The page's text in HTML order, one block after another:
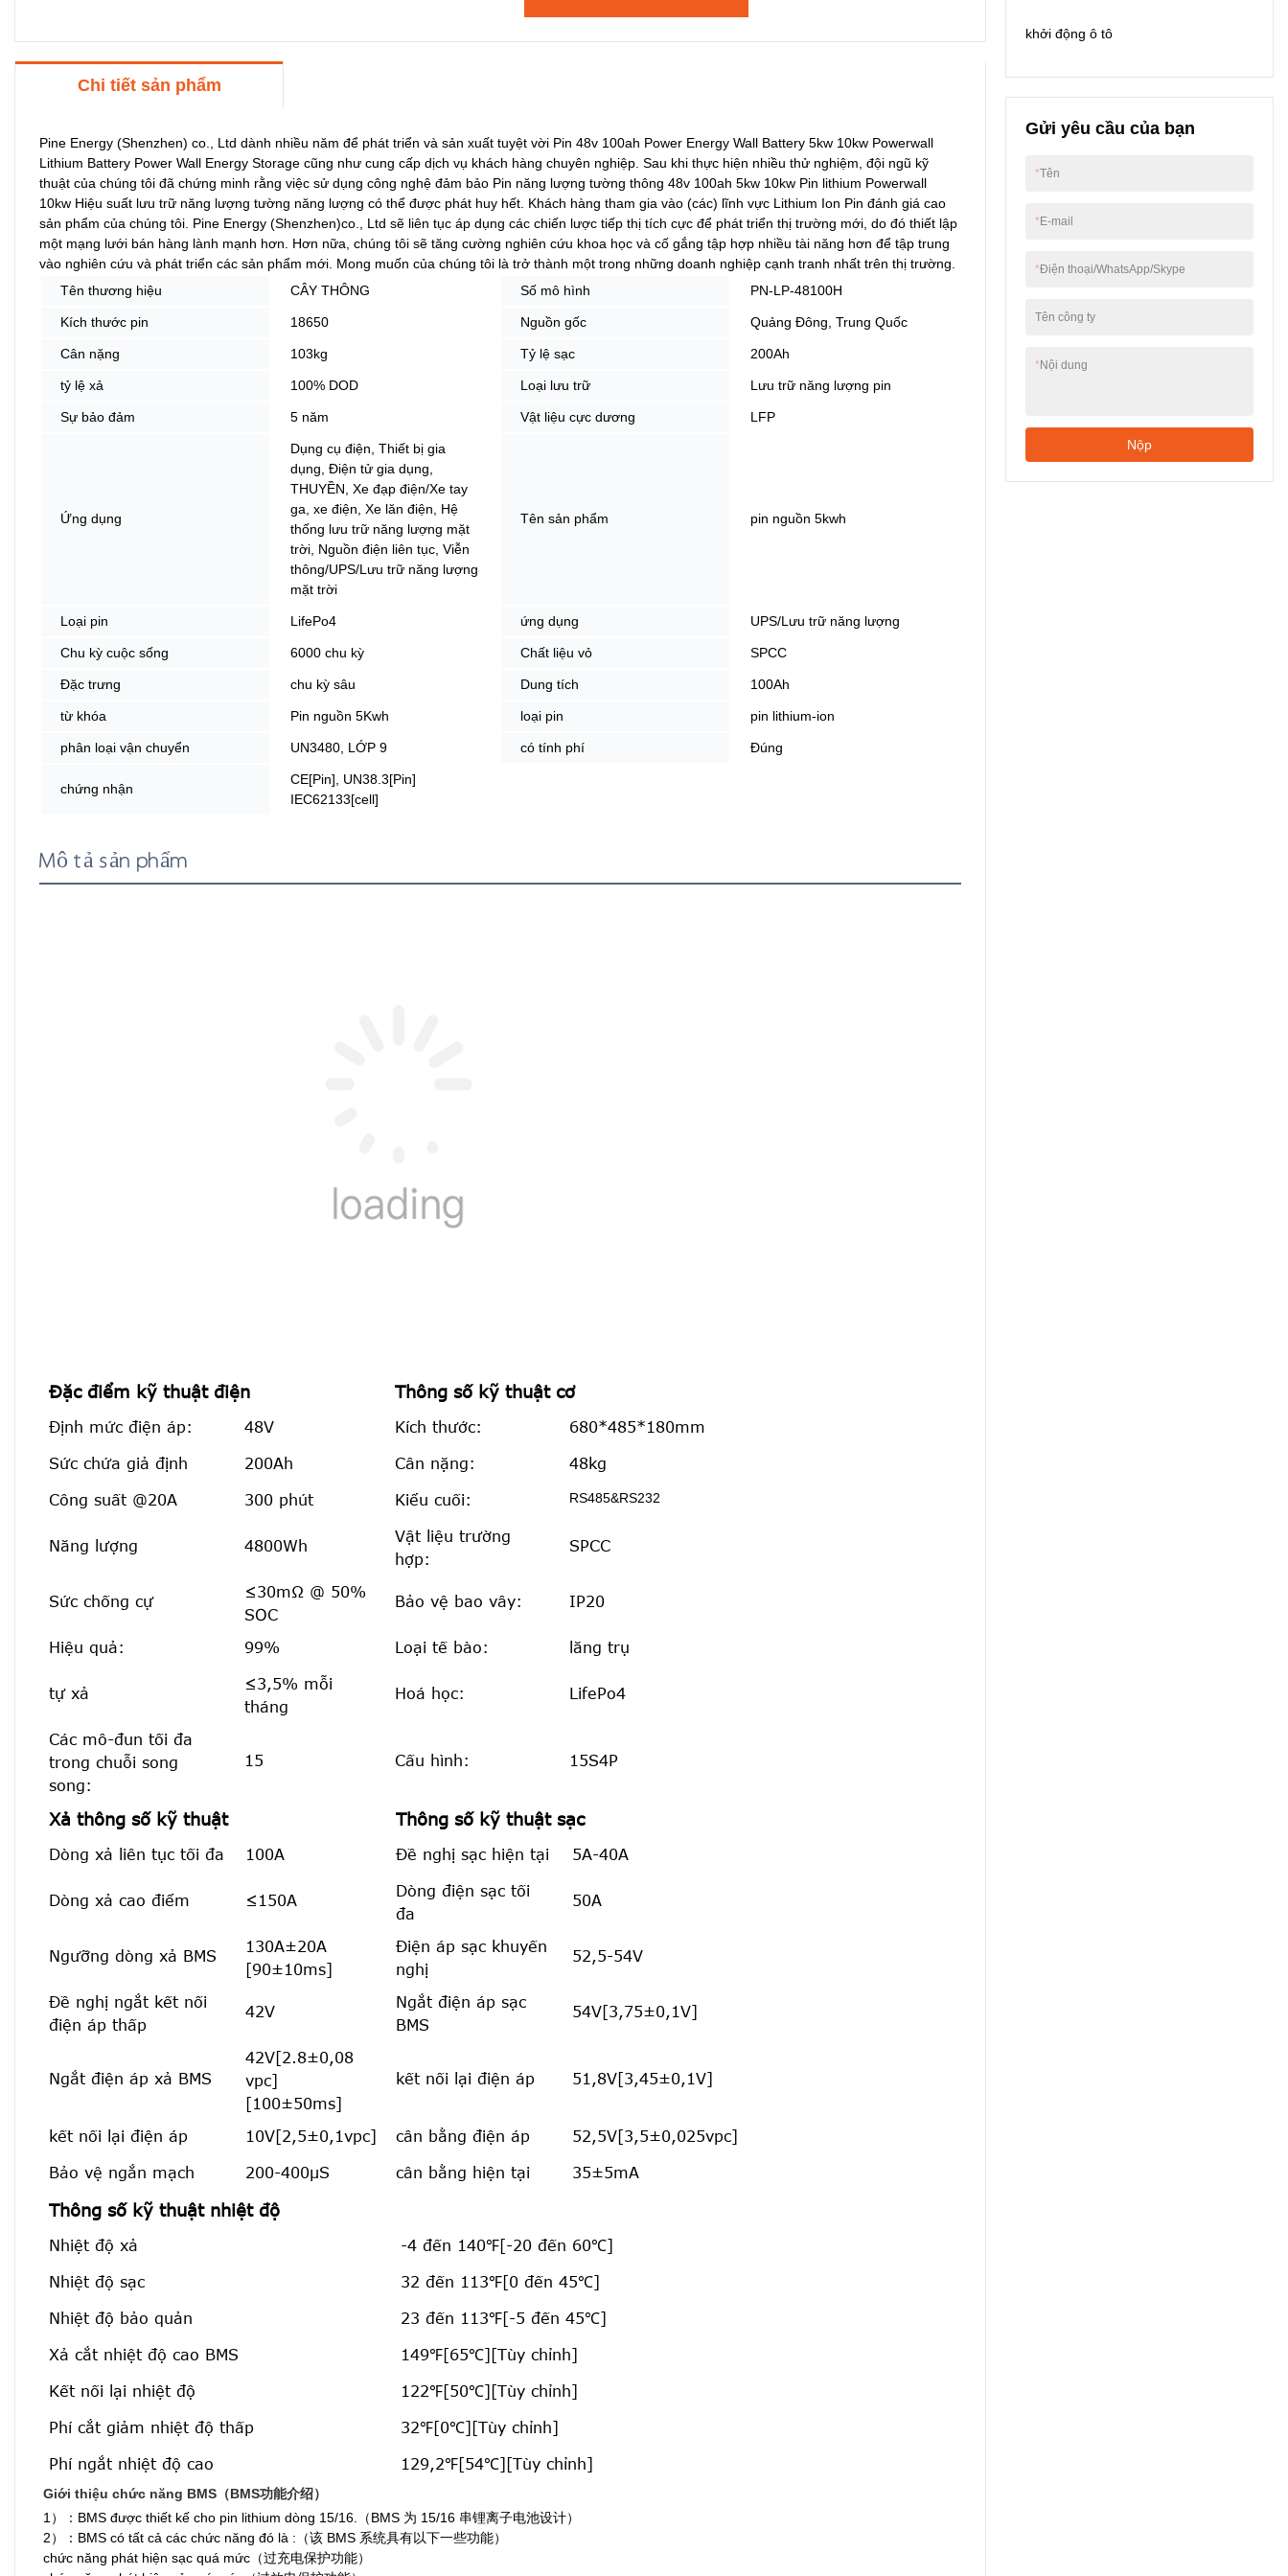
Chi tiết sản phẩm
Pine Energy (Shenzhen) co., Ltd dành nhiều năm để phát triển và sản xuất tuyệt vời Pin 48v 100ah Power Energy Wall Battery 5kw 10kw Powerwall
Lithium Battery Power Wall Energy Storage cũng như cung cấp dịch vụ khách hàng chuyên nghiệp. Sau khi thực hiện nhiều thử nghiệm, đội ngũ kỹ
thuật của chúng tôi đã chứng minh rằng việc sử dụng công nghệ đảm bảo Pin năng lượng tường thông 48v 100ah 5kw 10kw Pin lithium Powerwall
10kw Hiệu suất lưu trữ năng lượng tường năng lượng có thể được phát huy hết. Khách hàng tham gia vào (các) lĩnh vực Lithium Ion Pin đánh giá cao
sản phẩm của chúng tôi. Pine Energy (Shenzhen)co., Ltd sẽ liên tục áp dụng các chiến lược tiếp thị tích cực để phát triển thị trường mới, do đó thiết lập
một mạng lưới bán hàng lành mạnh hơn. Hơn nữa, chúng tôi sẽ tăng cường nghiên cứu khoa học và cố gắng tập hợp nhiều tài năng hơn để tập trung
vào nghiên cứu và phát triển các sản phẩm mới. Mong muốn của chúng tôi là trở thành một trong những doanh nghiệp cạnh tranh nhất trên thị trường.
Tên thương hiệu
CÂY THÔNG Số mô hình PN-LP-48100H
Kích thước pin 18650 Nguồn gốc Quảng Đông, Trung Quốc
Cân nặng 103kg Tỷ lệ sạc 200Ah
tỷ lệ xả 100% DOD Loại lưu trữ Lưu trữ năng lượng pin
Sự bảo đảm 5 năm Vật liệu cực dương LFP
Ứng dụng
Dụng cụ điện, Thiết bị gia
dụng, Điện tử gia dụng,
THUYỀN, Xe đạp điện/Xe tay
ga, xe điện, Xe lăn điện, Hệ
thống lưu trữ năng lượng mặt
trời, Nguồn điện liên tục, Viễn
thông/UPS/Lưu trữ năng lượng
mặt trời
Tên sản phẩm pin nguồn 5kwh
Loại pin LifePo4 ứng dụng UPS/Lưu trữ năng lượng
Chu kỳ cuộc sống 6000 chu kỳ Chất liệu vỏ SPCC
Đặc trưng chu kỳ sâu Dung tích 100Ah
từ khóa Pin nguồn 5Kwh loại pin pin lithium-ion
phân loại vận chuyển UN3480, LỚP 9 có tính phí Đúng
chứng nhận
CE[Pin], UN38.3[Pin]
IEC62133[cell]
Mô tả sản phẩm
Đặc điểm kỹ thuật điện Thông số kỹ thuật cơ
Định mức điện áp: 48V Kích thước: 680*485*180mm
Sức chứa giả định 200Ah Cân nặng: 48kg
Công suất @20A 300 phút Kiểu cuối: RS485&RS232
Năng lượng 4800Wh
Vật liệu trường
hợp:
SPCC
Sức chống cự
≤30mΩ @ 50%
SOC
Bảo vệ bao vây: IP20
Hiệu quả: 99% Loại tế bào: lăng trụ
tự xả
≤3,5% mỗi
tháng
Hoá học: LifePo4
Các mô-đun tối đa
trong chuỗi song
song:
15 Cấu hình: 15S4P
Xả thông số kỹ thuật Thông số kỹ thuật sạc
Dòng xả liên tục tối đa 100A Đề nghị sạc hiện tại 5A-40A
Dòng xả cao điểm ≤150A
Dòng điện sạc tối
đa
50A
Ngưỡng dòng xả BMS
130A±20A
[90±10ms]
Điện áp sạc khuyến
nghị
52,5-54V
Đề nghị ngắt kết nối
điện áp thấp
42V
Ngắt điện áp sạc
BMS
54V[3,75±0,1V]
Ngắt điện áp xả BMS
42V[2.8±0,08
vpc]
[100±50ms]
kết nối lại điện áp 51,8V[3,45±0,1V]
kết nối lại điện áp 10V[2,5±0,1vpc] cân bằng điện áp 52,5V[3,5±0,025vpc]
Bảo vệ ngắn mạch 200-400μS cân bằng hiện tại 35±5mA
Thông số kỹ thuật nhiệt độ
Nhiệt độ xả -4 đến 140℉[-20 đến 60℃]
Nhiệt độ sạc 32 đến 113℉[0 đến 45℃]
Nhiệt độ bảo quản 23 đến 113℉[-5 đến 45℃]
Xả cắt nhiệt độ cao BMS 149℉[65℃][Tùy chỉnh]
Kết nối lại nhiệt độ 122℉[50℃][Tùy chỉnh]
Phí cắt giảm nhiệt độ thấp 32℉[0℃][Tùy chỉnh]
Phí ngắt nhiệt độ cao 129,2℉[54℃][Tùy chỉnh]
Giới thiệu chức năng BMS（BMS功能介绍）
1）：BMS được thiết kế cho pin lithium dòng 15/16.（BMS 为 15/16 串锂离子电池设计）
2）：BMS có tất cả các chức năng đó là :（该 BMS 系统具有以下一些功能）
chức năng phát hiện sạc quá mức（过充电保护功能）
khởi động ô tô
Gửi yêu cầu của bạn
*Tên
*E-mail
*Điện thoại/WhatsApp/Skype
Tên công ty
*Nội dung
Nộp